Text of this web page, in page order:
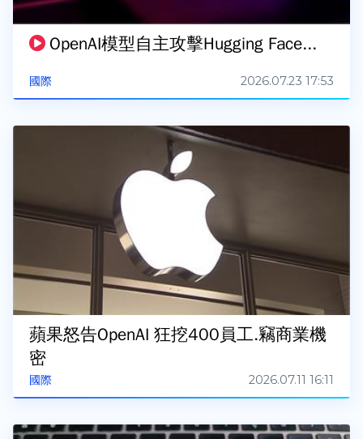
國際
OpenAI模型自主攻擊Hugging Face...
2026.07.23 17:53
國際
蘋果怒告OpenAI 狂挖400員工.竊商業機
密
2026.07.11 16:11